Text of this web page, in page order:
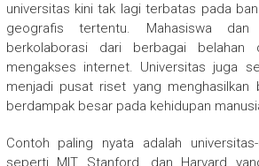
universitas kini tak lagi terbatas pada
geografis tertentu. Mahasiswa
berkolaborasi dari berbagai belahan
mengakses internet. Universitas juga
menjadi pusat riset yang menghasilkan
berdampak besar pada kehidupan
Contoh paling nyata adalah